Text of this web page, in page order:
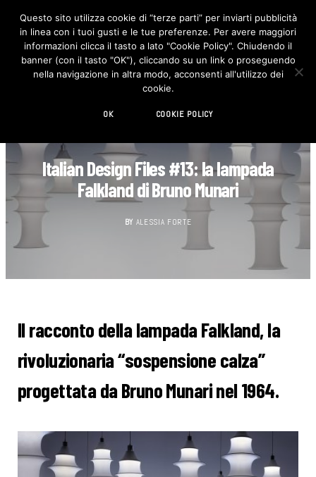
F
c
e
b
o
I
n
s
t
Italian Design Files #13: la lampada
Falkland di Bruno Munari
BY ALESSIA FORTE
Il racconto della lampada Falkland, la
rivoluzionaria “sospensione calza”
progettata da Bruno Munari nel 1964.
Questo sito utilizza cookie di “terze parti” per inviarti pubblicità
in linea con i tuoi gusti e le tue preferenze. Per avere maggiori
informazioni clicca il tasto a lato "Cookie Policy". Chiudendo il
banner (con il tasto "OK"), cliccando su un link o proseguendo
nella navigazione in altra modo, acconsenti all'utilizzo dei
cookie.
OK COOKIE POLICY